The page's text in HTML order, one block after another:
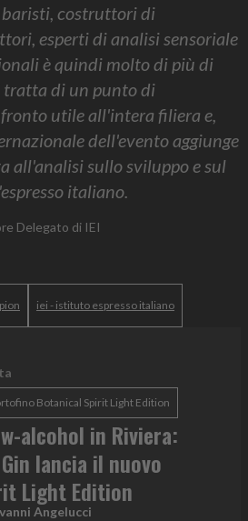
costruttori di
esperti di analisi sensoriale
è quindi molto di più di
tratta di un punto di
utile all'intera filiera e,
dell'evento aggiunge
all'analisi sullo sviluppo e sul
italiano.
Delegato di IEI
iei - istituto espresso italiano
Botanical Spirit Light Edition
alcohol in Riviera:
lancia il nuovo
Light Edition
Angelucci